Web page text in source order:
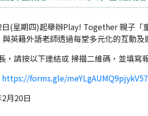
(星期四)起舉辦Play! Together 親子
英籍外語老師透過每堂多元化的互動及
，請按以下連結或 掃描二維碼，並填寫
https://forms.gle/meYLgAUMQ9pjykV57
月20日